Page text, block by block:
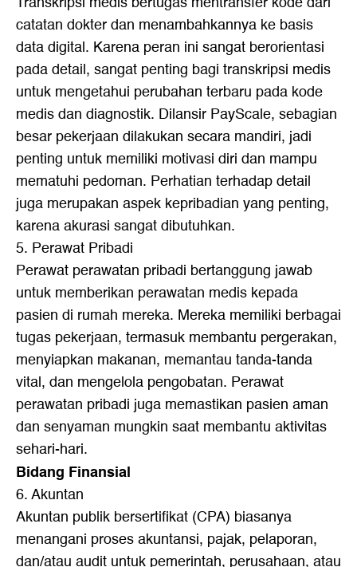
catatan dokter dan menambahkannya ke basis
data digital. Karena peran ini sangat berorientasi
pada detail, sangat penting bagi transkripsi medis
untuk mengetahui perubahan terbaru pada kode
medis dan diagnostik. Dilansir PayScale, sebagian
besar pekerjaan dilakukan secara mandiri, jadi
penting untuk memiliki motivasi diri dan mampu
mematuhi pedoman. Perhatian terhadap detail
juga merupakan aspek kepribadian yang penting,
karena akurasi sangat dibutuhkan.
5. Perawat Pribadi
Perawat perawatan pribadi bertanggung jawab
untuk memberikan perawatan medis kepada
pasien di rumah mereka. Mereka memiliki berbagai
tugas pekerjaan, termasuk membantu pergerakan,
menyiapkan makanan, memantau tanda-tanda
vital, dan mengelola pengobatan. Perawat
perawatan pribadi juga memastikan pasien aman
dan senyaman mungkin saat membantu aktivitas
sehari-hari.
Bidang Finansial
6. Akuntan
Akuntan publik bersertifikat (CPA) biasanya
menangani proses akuntansi, pajak, pelaporan,
dan/atau audit untuk pemerintah, perusahaan, atau